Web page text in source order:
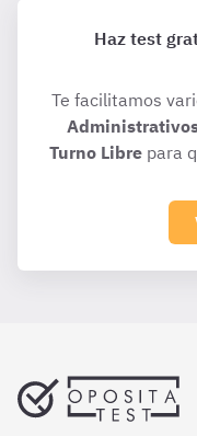
Haz test
Te facilitamos
Turno Libre para